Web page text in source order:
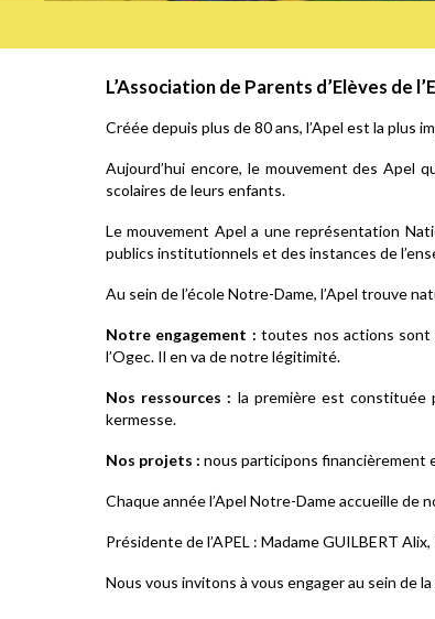
L’Association de Parents d’Elèves de
Créée depuis plus de 80 ans, l’Apel est la plus
Aujourd’hui encore, le mouvement des Apel
scolaires de leurs enfants.
Le mouvement Apel a une représentation
publics institutionnels et des instances de
Au sein de l’école Notre-Dame, l’Apel trouve
Notre engagement : toutes nos actions sont
l’Ogec. Il en va de notre légitimité.
Nos ressources : la première est constituée
kermesse.
Nos projets : nous participons financièrement
Chaque année l’Apel Notre-Dame accueille de
Présidente de l’APEL : Madame GUILBERT
Nous vous invitons à vous engager au sein de